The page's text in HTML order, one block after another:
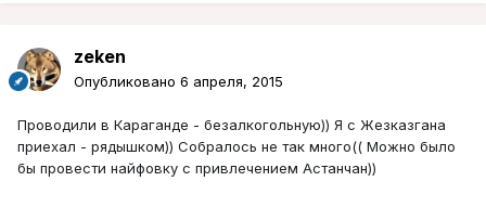
zeken
Опубликовано 6 апреля, 2015
Проводили в Караганде - безалкогольную)) Я с Жезказгана
приехал - рядышком)) Собралось не так много(( Можно было
бы провести найфовку с привлечением Астанчан))